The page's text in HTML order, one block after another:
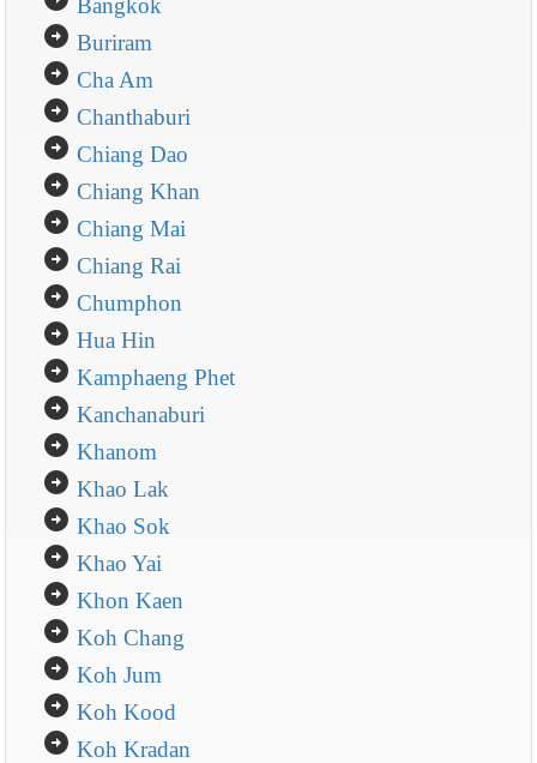
Bangkok
arrow_circle_right Buriram
arrow_circle_right Cha Am
arrow_circle_right Chanthaburi
arrow_circle_right Chiang Dao
arrow_circle_right Chiang Khan
arrow_circle_right Chiang Mai
arrow_circle_right Chiang Rai
arrow_circle_right Chumphon
arrow_circle_right Hua Hin
arrow_circle_right Kamphaeng Phet
arrow_circle_right Kanchanaburi
arrow_circle_right Khanom
arrow_circle_right Khao Lak
arrow_circle_right Khao Sok
arrow_circle_right Khao Yai
arrow_circle_right Khon Kaen
arrow_circle_right Koh Chang
arrow_circle_right Koh Jum
arrow_circle_right Koh Kood
arrow_circle_right Koh Kradan